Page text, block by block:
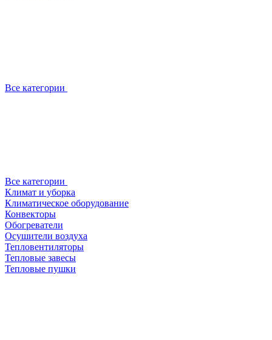
Все категории
Все категории
Климат и уборка
Климатическое оборудование
Конвекторы
Обогреватели
Осушители воздуха
Тепловентиляторы
Тепловые завесы
Тепловые пушки